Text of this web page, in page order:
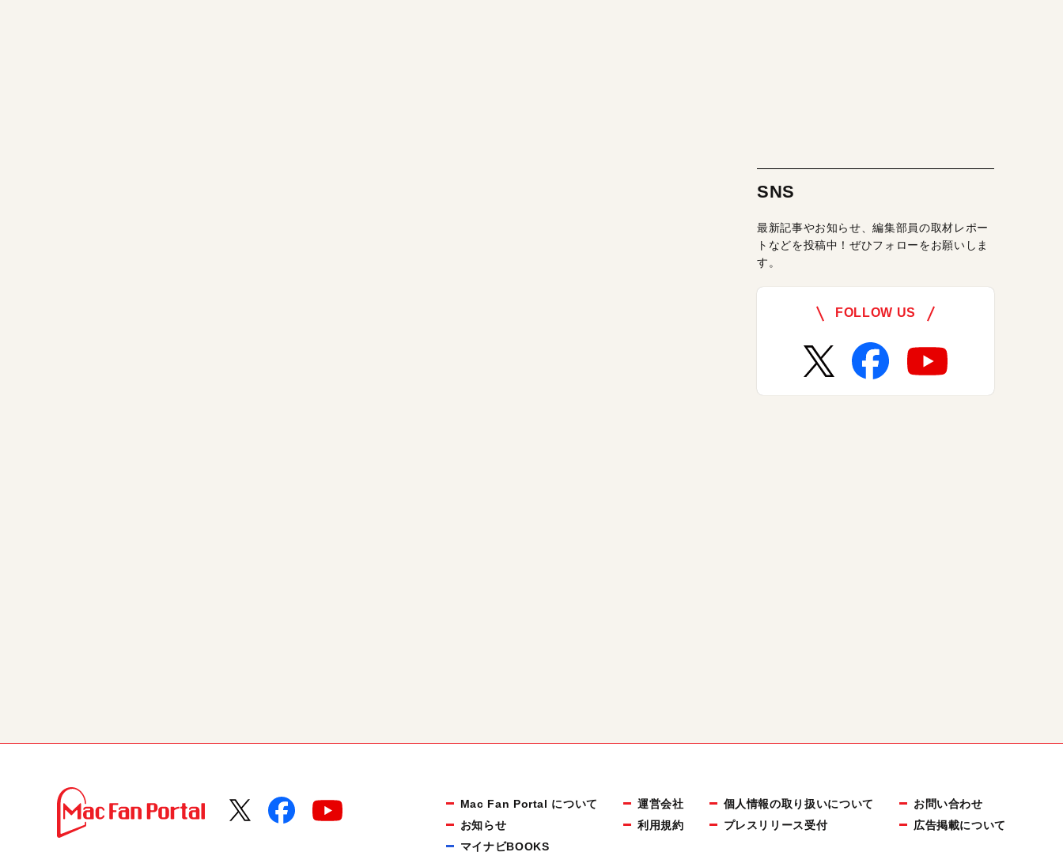
SNS
最新記事やお知らせ、編集部員の取材レポー
トなどを投稿中！ぜひフォローをお願いしま
す。
FOLLOW US
Mac Fan Portal について
お知らせ
マイナビBOOKS
運営会社
利用規約
個人情報の取り扱いについて
プレスリリース受付
お問い合わせ
広告掲載について